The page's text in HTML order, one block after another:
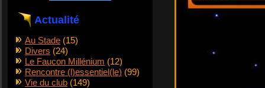
Actualité
Au Stade (15)
Divers (24)
Le Faucon Millénium (12)
Rencontre (l)essentiel(le) (99)
Vie du club (149)